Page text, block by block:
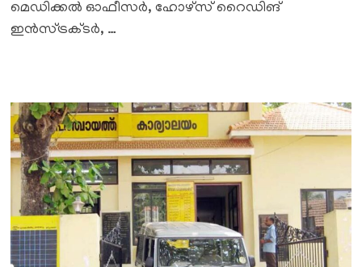
മെഡിക്കൽ ഓഫീസർ, ഹോഴ്സ് റൈഡിങ്
ഇൻസ്ട്രക്ടർ, …